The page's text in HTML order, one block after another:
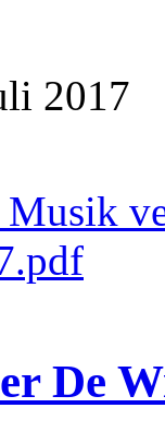
2017
De